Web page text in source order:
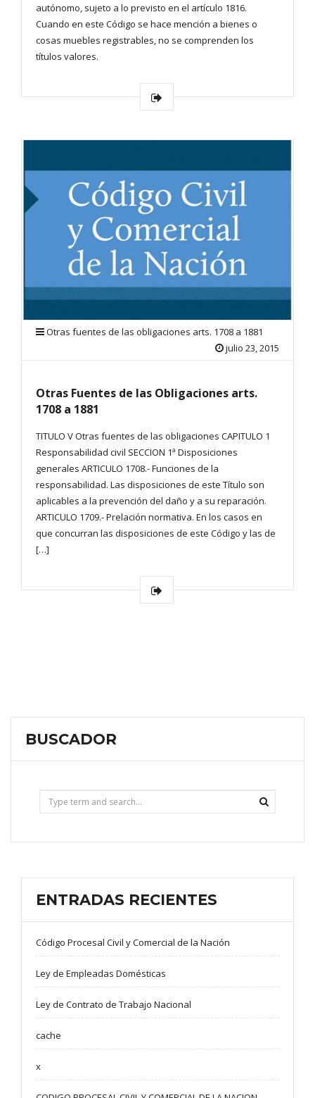
autónomo, sujeto a lo previsto en el artículo 1816.
Cuando en este Código se hace mención a bienes o
cosas muebles registrables, no se comprenden los
títulos valores.
Otras fuentes de las obligaciones arts. 1708 a 1881
julio 23, 2015
Otras Fuentes de las Obligaciones arts.
1708 a 1881
TITULO V Otras fuentes de las obligaciones CAPITULO 1
Responsabilidad civil SECCION 1ª Disposiciones
generales ARTICULO 1708.- Funciones de la
responsabilidad. Las disposiciones de este Título son
aplicables a la prevención del daño y a su reparación.
ARTICULO 1709.- Prelación normativa. En los casos en
que concurran las disposiciones de este Código y las de
[…]
BUSCADOR
ENTRADAS RECIENTES
Código Procesal Civil y Comercial de la Nación
Ley de Empleadas Domésticas
Ley de Contrato de Trabajo Nacional
cache
x